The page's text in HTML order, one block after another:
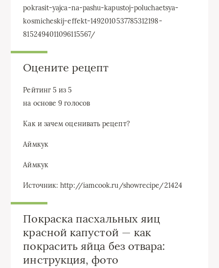
pokrasit-yajca-na-pashu-kapustoj-poluchaetsya-
kosmicheskij-effekt-1492010537785312198-
8152494011096115567/
Оцените рецепт
Рейтинг5 из5
на основе9 голосов
Как и зачем оценивать рецепт?
Аймкук
Аймкук
Источник: http://iamcook.ru/showrecipe/21424
Покраска пасхальных яиц
красной капустой — как
покрасить яйца без отвара:
инструкция, фото